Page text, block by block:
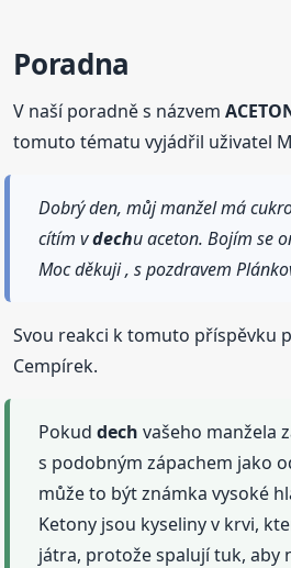
Poradna
V naší poradně s názvem
tomuto tématu vyjádřil uživatel
Dobrý den, můj manžel má
cítím vdechu aceton. Bojím se
Moc děkuji , s pozdravem
Svou reakci k tomuto příspěvku
Cempírek.
Pokuddech vašeho manžela
s podobným zápachem jako
může to být známka vysoké
Ketony jsou kyseliny v krvi,
játra, protože spalují tuk, aby